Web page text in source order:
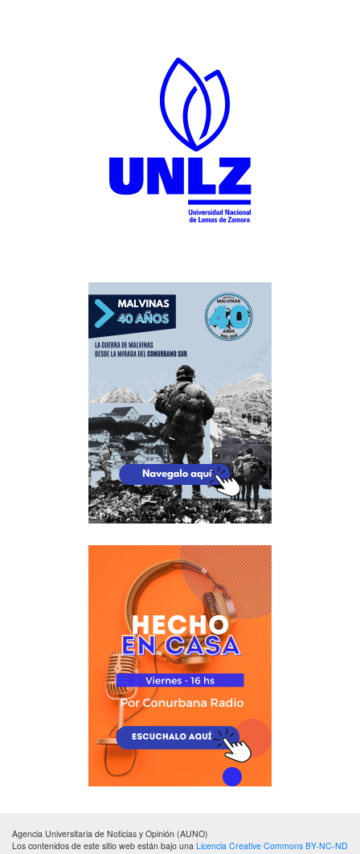
Agencia Universitaria de Noticias y Opinión (AUNO)
Los contenidos de este sitio web están bajo una Licencia Creative Commons BY-NC-ND